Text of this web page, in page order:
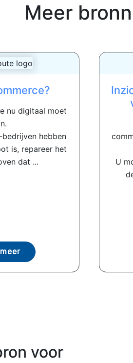
Meer
nu digitaal moet
bedrijven hebben
is, repareer het
dat ...
U
voor